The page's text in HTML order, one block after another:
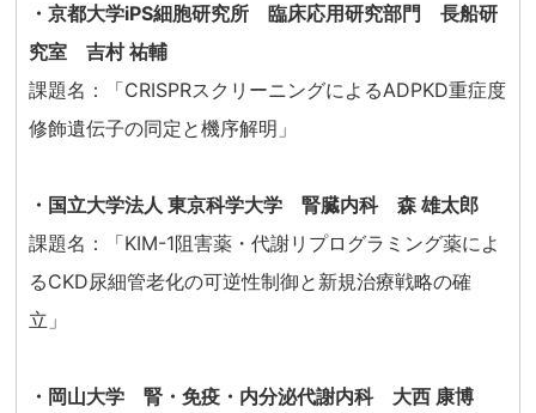
・京都大学iPS細胞研究所 臨床応用研究部門 長船研
究室 吉村 祐輔
課題名：「CRISPRスクリーニングによるADPKD重症度
修飾遺伝子の同定と機序解明」
・国⽴⼤学法⼈ 東京科学⼤学 腎臓内科 森 雄太郎
課題名：「KIM-1阻害薬・代謝リプログラミング薬によ
るCKD尿細管⽼化の可逆性制御と新規治療戦略の確
⽴」
・岡山大学 腎・免疫・内分泌代謝内科 大西 康博